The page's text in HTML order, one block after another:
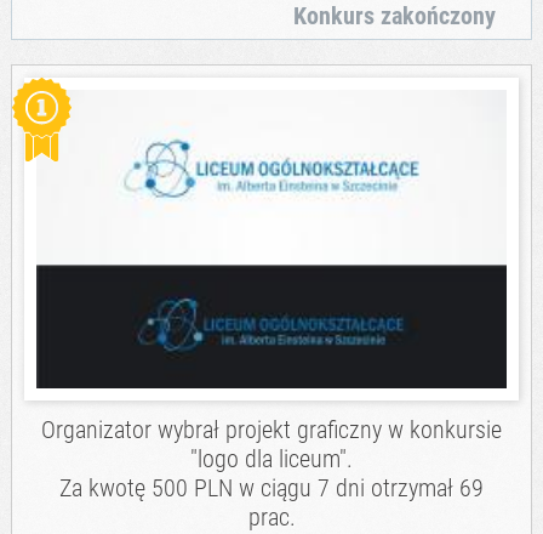
Konkurs zakończony
Organizator wybrał projekt graficzny w konkursie
"logo dla liceum".
Za kwotę 500 PLN w ciągu 7 dni otrzymał 69
prac.